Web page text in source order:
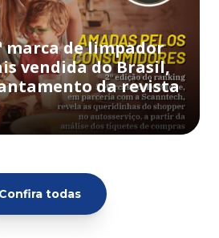
marca de limpador
vendida do Brasil,
da revista
Confira todas